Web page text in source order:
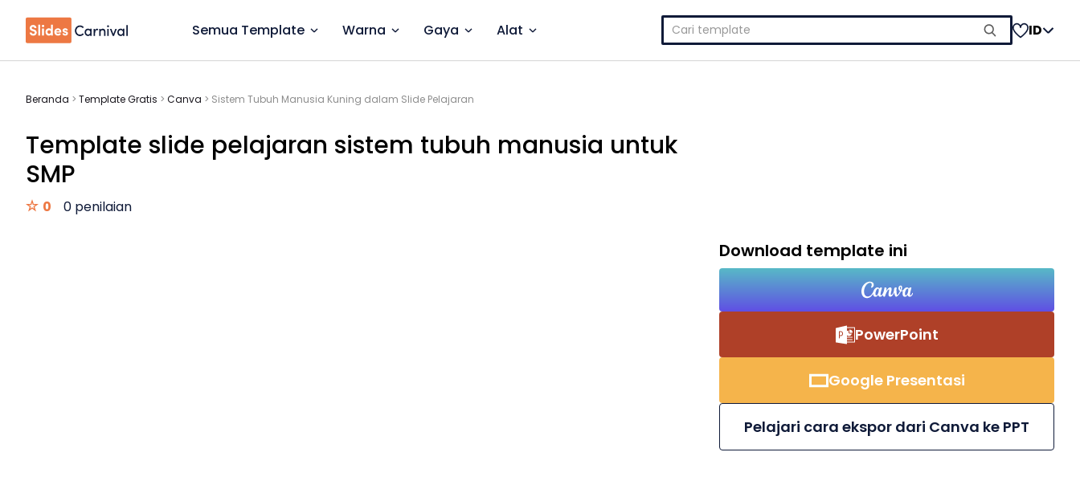
Semua Template Warna Gaya Alat
Cari
untuk:
ID
Beranda > Template Gratis > Canva > Sistem Tubuh Manusia Kuning dalam Slide Pelajaran
Template slide pelajaran sistem tubuh manusia untuk
SMP
0 0 penilaian
Download template ini
PowerPoint
Google Presentasi
Pelajari cara ekspor dari Canva ke PPT